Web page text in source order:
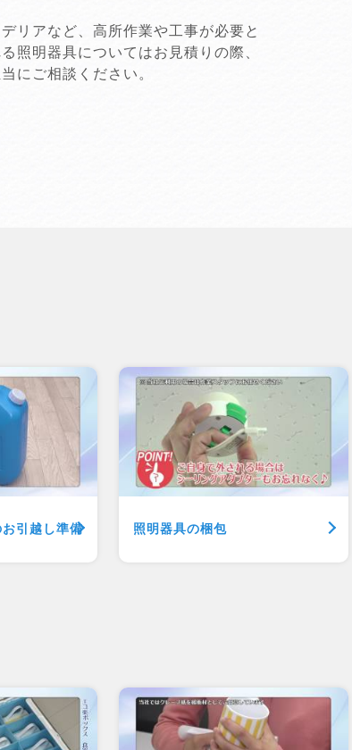
リアなど、高所作業や工事が必要と
照明器具についてはお見積りの際、
にご相談ください。
お引越し準備 照明器具の梱包